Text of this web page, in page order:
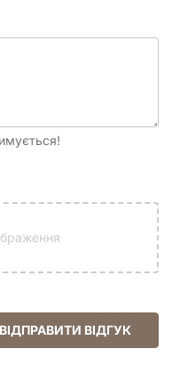
ВІДПРАВИТИ ВІДГУК